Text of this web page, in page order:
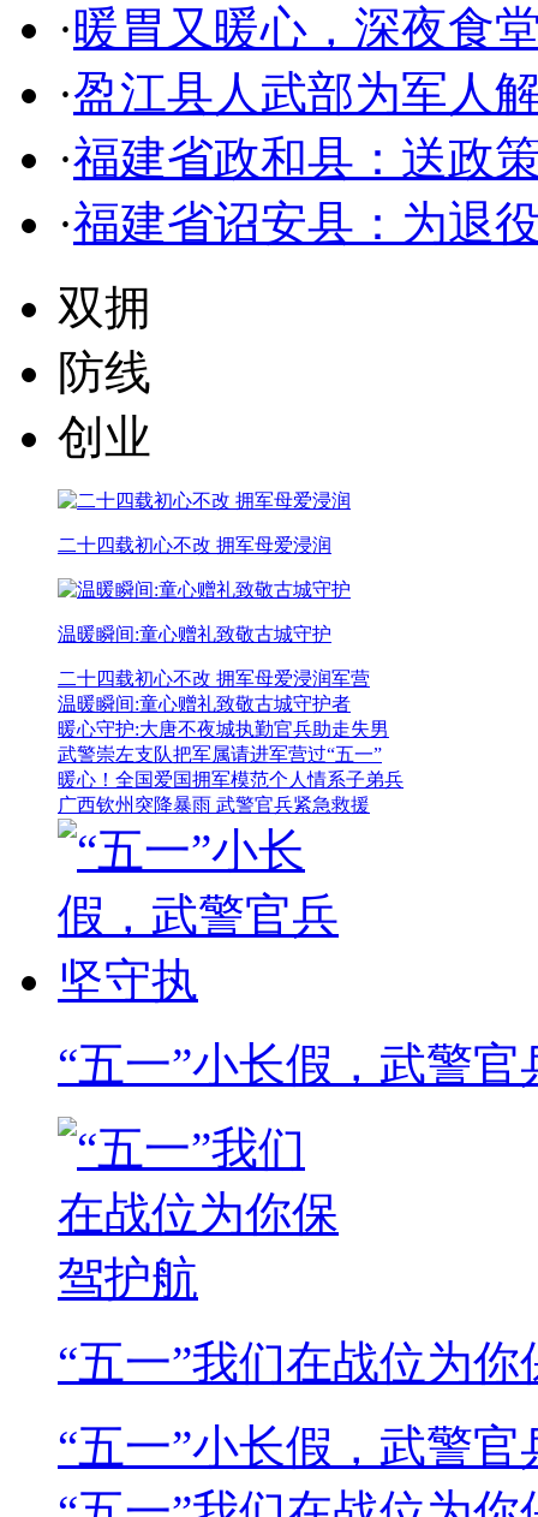
·暖胃又暖心，深夜食
·盈江县人武部为军人
·福建省政和县：送政
·福建省诏安县：为退
双拥
防线
创业
二十四载初心不改 拥军母爱浸润
温暖瞬间:童心赠礼致敬古城守护
二十四载初心不改 拥军母爱浸润军营
温暖瞬间:童心赠礼致敬古城守护者
暖心守护:大唐不夜城执勤官兵助走失男
武警崇左支队把军属请进军营过“五一”
暖心！全国爱国拥军模范个人情系子弟兵
广西钦州突降暴雨 武警官兵紧急救援
“五一”小长假，武警官
“五一”我们在战位为你
“五一”小长假，武警